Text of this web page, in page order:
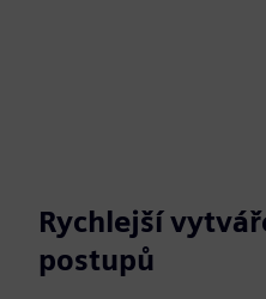
Rychlejší
postupů